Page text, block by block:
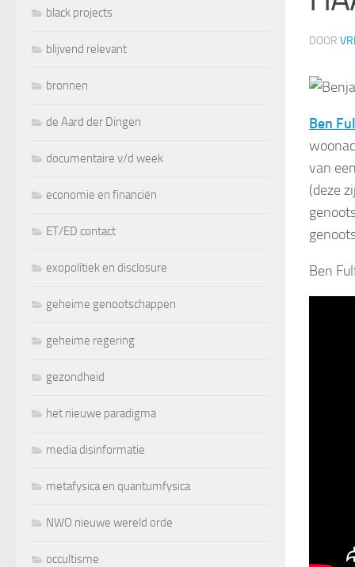
DOOR
Ben
van
(deze
Ben
black projects
blijvend relevant
bronnen
de Aard der Dingen
documentaire v/d week
economie en financiën
ET/ED contact
exopolitiek en disclosure
geheime genootschappen
geheime regering
gezondheid
het nieuwe paradigma
media disinformatie
metafysica en quantumfysica
NWO nieuwe wereld orde
occultisme